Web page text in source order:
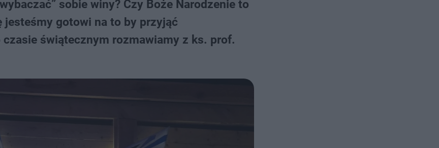
sobie winy? Czy Boże Narodzenie to
jesteśmy gotowi na to by przyjąć
świątecznym rozmawiamy z ks. prof.